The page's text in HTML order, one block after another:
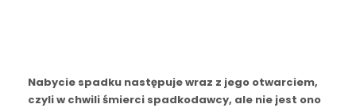
Nabycie spadku następuje wraz z jego otwarciem,
czyli w chwili śmierci spadkodawcy, ale nie jest ono